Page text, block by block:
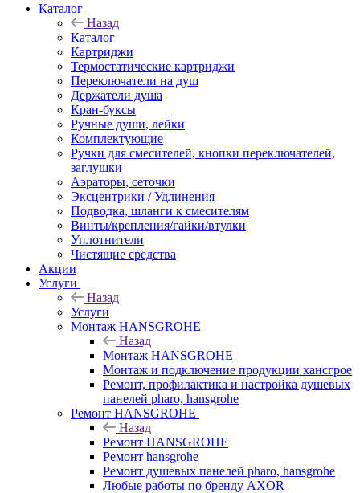
Каталог
Назад
Каталог
Картриджи
Термостатические картриджи
Переключатели на душ
Держатели душа
Кран-буксы
Ручные души, лейки
Комплектующие
Ручки для смесителей, кнопки переключателей,
заглушки
Аэраторы, сеточки
Эксцентрики / Удлинения
Подводка, шланги к смесителям
Винты/крепления/гайки/втулки
Уплотнители
Чистящие средства
Акции
Услуги
Назад
Услуги
Монтаж HANSGROHE
Назад
Монтаж HANSGROHE
Монтаж и подключение продукции хансгрое
Ремонт, профилактика и настройка душевых
панелей pharo, hansgrohe
Ремонт HANSGROHE
Назад
Ремонт HANSGROHE
Ремонт hansgrohe
Ремонт душевых панелей pharo, hansgrohe
Любые работы по бренду AXOR